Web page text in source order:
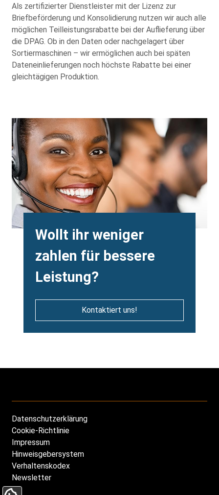
Als zertifizierter Dienstleister mit der Lizenz zur
Briefbeförderung und Konsolidierung nutzen wir auch alle
möglichen Teilleistungsrabatte bei der Auflieferung über
die DPAG. Ob in den Daten oder nachgelagert über
Sortiermaschinen – wir ermöglichen auch bei späten
Dateneinlieferungen noch höchste Rabatte bei einer
gleichtägigen Produktion.
Background
Image
Heading
Wollt ihr weniger
zahlen für bessere
Leistung?
Kontaktiert uns!
Footer
DE
Datenschutzerklärung
Cookie-Richtlinie
Impressum
Hinweisgebersystem
Verhaltenskodex
Newsletter